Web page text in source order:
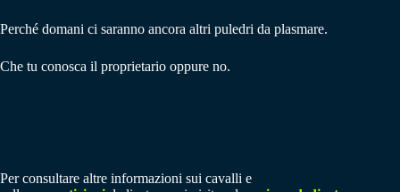
Perché domani ci saranno ancora altri puledri da plasmare.
Che tu conosca il proprietario oppure no.
Per consultare altre informazioni sui cavalli e